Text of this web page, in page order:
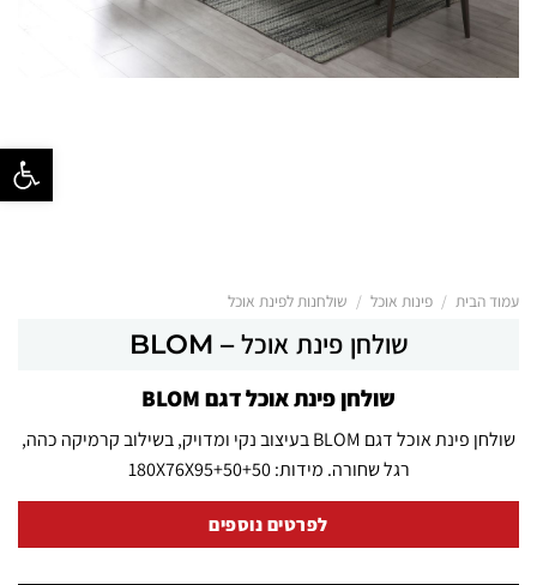
פתח
עמוד הבית / פינות אוכל / שולחנות לפינת אוכל
שולחן פינת אוכל – BLOM
שולחן פינת אוכל דגם BLOM
שולחן פינת אוכל דגם BLOM בעיצוב נקי ומדויק, בשילוב קרמיקה כהה,
רגל שחורה. מידות: 180X76X95+50+50
לפרטים נוספים